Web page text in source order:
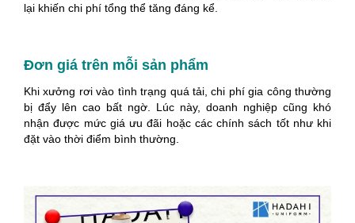
lại khiến chi phí tổng thể tăng đáng kể.
Đơn giá trên mỗi sản phẩm
Khi xưởng rơi vào tình trạng quá tải, chi phí gia công thường
bị đẩy lên cao bất ngờ. Lúc này, doanh nghiệp cũng khó
nhận được mức giá ưu đãi hoặc các chính sách tốt như khi
đặt vào thời điểm bình thường.